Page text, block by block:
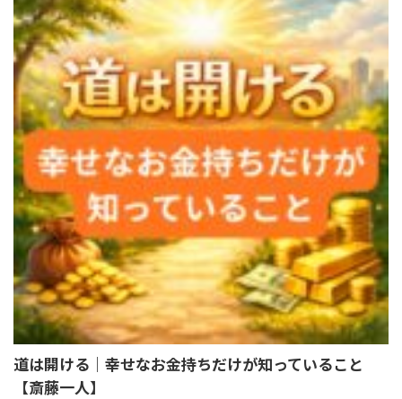
道は開ける｜幸せなお金持ちだけが知っていること
【斎藤一人】